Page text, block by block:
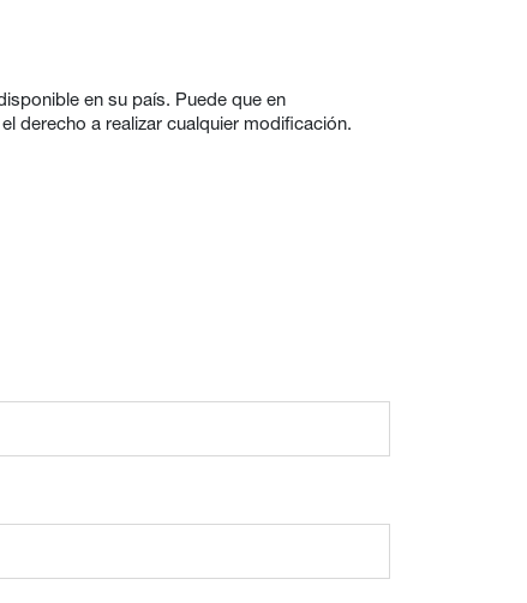
en su país. Puede que en
derecho a realizar cualquier modificación.